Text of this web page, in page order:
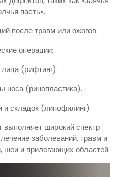
пасть».
после травм или ожогов.
операции:
(рифтинг).
(ринопластика).
складок (липофилинг).
широкий спектр
заболеваний, травм и
и прилегающих областей.